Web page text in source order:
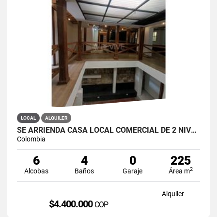
LOCAL ALQUILER
SE ARRIENDA CASA LOCAL COMERCIAL DE 2 NIVELES EN LA CANDELARIA
Colombia
6
Alcobas
4
Baños
0
Garaje
225
Área m2
Alquiler
$4.400.000 COP